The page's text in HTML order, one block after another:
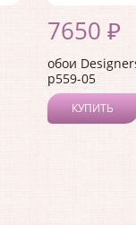
7650 ₽
обои
p559-05
КУПИТЬ